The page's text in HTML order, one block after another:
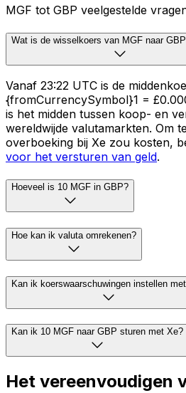
MGF tot GBP veelgestelde
Wat is de wisselkoers van MGF naar
Vanaf 23:22 UTC is de
{fromCurrencySymbol}1 =
is het midden tussen koop- en
wereldwijde valutamarkten. Om
overboeking bij Xe zou kosten,
voor het versturen van geld.
Hoeveel is 10 MGF in GBP?
Hoe kan ik valuta omrekenen?
Kan ik koerswaarschuwingen instellen
Kan ik 10 MGF naar GBP sturen met Xe?
Het vereenvoudigen